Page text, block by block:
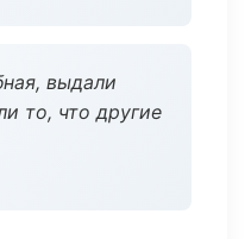
выдали
то, что другие